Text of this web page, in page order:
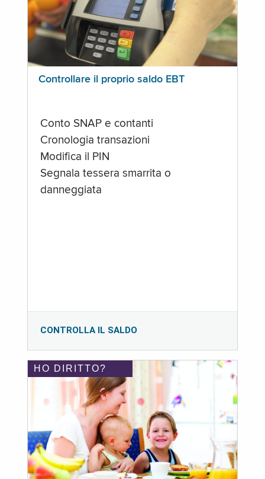
Controllare il proprio saldo EBT
Conto SNAP e contanti
Cronologia transazioni
Modifica il PIN
Segnala tessera smarrita o
danneggiata
CONTROLLA IL SALDO
HO DIRITTO?